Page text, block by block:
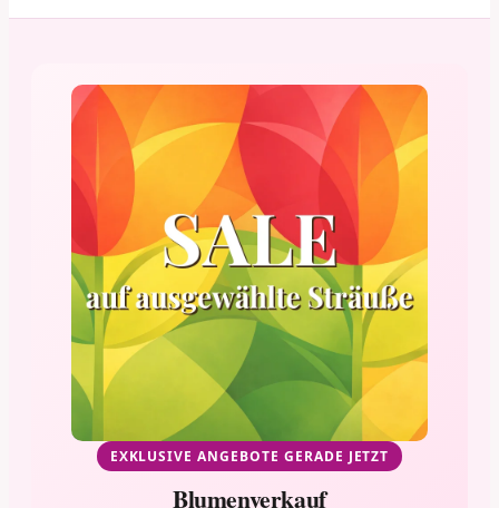
EXKLUSIVE ANGEBOTE GERADE JETZT
Blumenverkauf